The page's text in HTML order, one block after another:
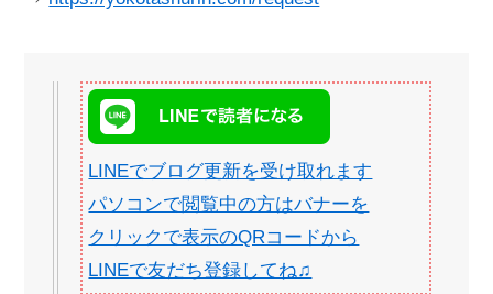
LINEでブログ更新を受け取れます
パソコンで閲覧中の方はバナーを
クリックで表示のQRコードから
LINEで友だち登録してね♫